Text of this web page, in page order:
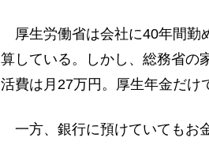
厚生労働省は会社に40年間勤
算している。しかし、総務省の
活費は月27万円。厚生年金だけ
一方、銀行に預けていてもお